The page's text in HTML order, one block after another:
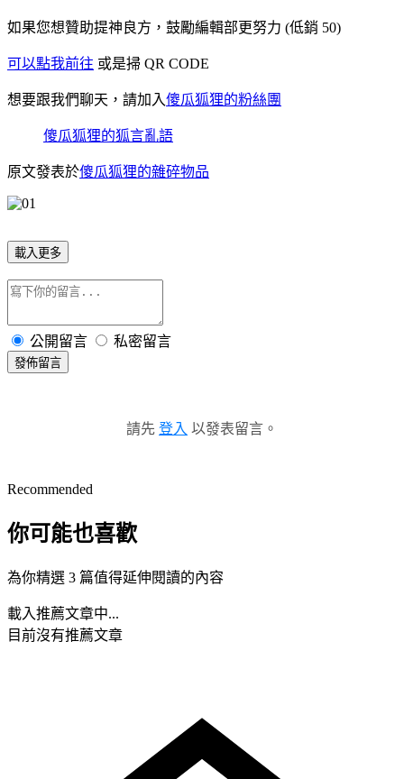
如果您想贊助提神良方，鼓勵編輯部更努力 (低銷 50)
可以點我前往 或是掃 QR CODE
想要跟我們聊天，請加入傻瓜狐狸的粉絲團
傻瓜狐狸的狐言亂語
原文發表於傻瓜狐狸的雜碎物品
載入更多
公開留言 私密留言
發佈留言
請先 登入 以發表留言。
Recommended
你可能也喜歡
為你精選 3 篇值得延伸閱讀的內容
載入推薦文章中...
目前沒有推薦文章